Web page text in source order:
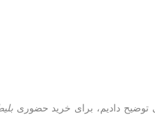
توضیح دادیم، برای خرید حضوری